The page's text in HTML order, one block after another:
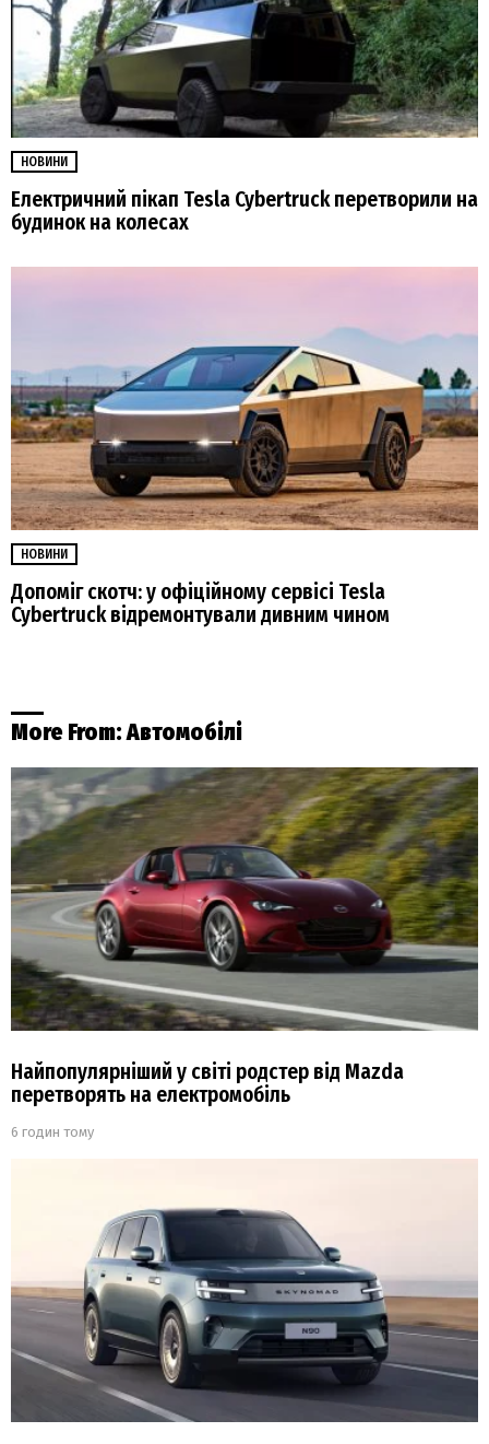
НОВИНИ
Електричний пікап Tesla Cybertruck перетворили на
будинок на колесах
НОВИНИ
Допоміг скотч: у офіційному сервісі Tesla
Cybertruck відремонтували дивним чином
More From:Автомобілі
Найпопулярніший у світі родстер від Mazda
перетворять на електромобіль
6 годин тому